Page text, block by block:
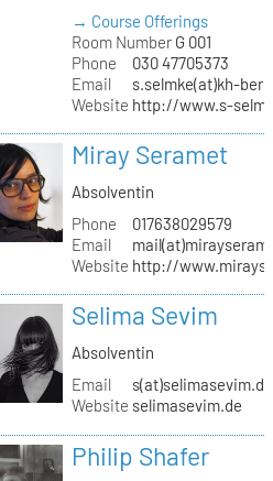
→ Course Offerings
Room NumberG 001
Phone
030 47705373
Email
s.selmke(at)kh-
Website http://www.s-
Miray Seramet
Absolventin
Phone
017638029579
Email
Website http://
Selima Sevim
Absolventin
Email
s(at)selimasevim.de
Website selimasevim.de
Philip Shafer